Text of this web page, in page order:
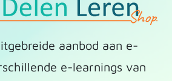
aanbod aan e-
e-learnings van